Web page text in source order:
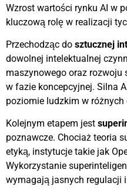
Wzrost wartości rynku AI w
kluczową rolę w realizacji
Przechodząc do sztucznej
dowolnej intelektualnej
maszynowego oraz rozwoju
w fazie koncepcyjnej. Silna
poziomie ludzkim w
Kolejnym etapem jest
poznawcze. Chociaż teoria
etyką, instytucje takie jak
Wykorzystanie
wymagają jasnych regulacji